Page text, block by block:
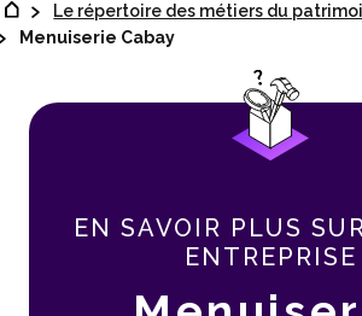
Le répertoire des métiers du
Menuiserie Cabay
EN SAVOIR PLUS
ENTREPRISE